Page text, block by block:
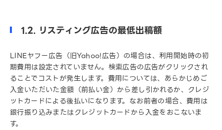
1.2. リスティング広告の最低出稿額
LINEヤフー広告（旧Yahoo!広告）の場合は、利用開始時の初
期費用は設定されていません。検索広告の広告がクリックされ
ることでコストが発生します。費用については、あらかじめご
入金いただいた金額（前払い金）から差し引かれるか、クレジ
ットカードによる後払いになります。なお前者の場合、費用は
銀行振り込みまたはクレジットカードから入金をおこないま
す。